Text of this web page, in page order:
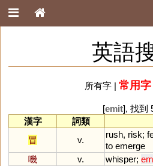
英語
所有字| 常用字
[emit], 找到
漢字
詞類
冒
v.
rush, risk;
to emerge
嘰
v. whisper;